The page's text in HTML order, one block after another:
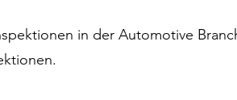
in der Automotive